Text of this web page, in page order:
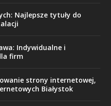
Najlepsze tytuły do
Indywidualne i
firm
strony internetowej,
Białystok